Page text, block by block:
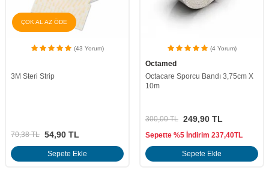
ÇOK AL AZ ÖDE
(43 Yorum)
3M Steri Strip
70,38TL 54,90 TL
Sepete Ekle
(4 Yorum)
Octamed
Octacare Sporcu Bandı 3,75cm X
10m
300,00TL 249,90 TL
Sepette %5 İndirim 237,40TL
Sepete Ekle